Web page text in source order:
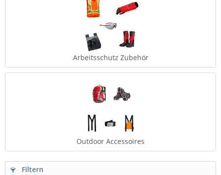
Arbeitsschutz Zubehör
Outdoor Accessoires
Filtern